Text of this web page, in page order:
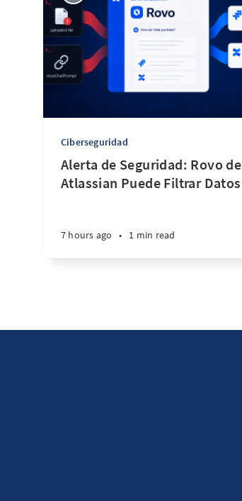
Ciberseguridad
Alerta de Seguridad: Rovo de
Atlassian Puede Filtrar
7 hours ago • 1 min read